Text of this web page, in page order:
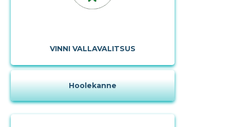
VINNI VALLAVALITSUS
Hoolekanne
Muuda pildi
kirjeldust